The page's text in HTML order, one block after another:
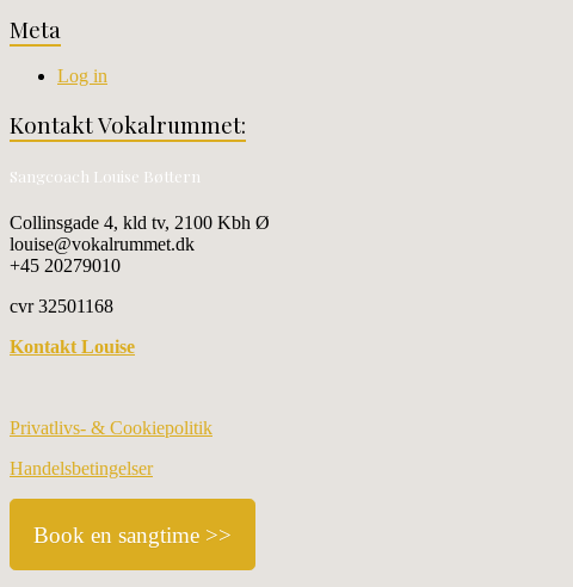
Meta
Log in
Kontakt Vokalrummet:
Sangcoach Louise Bøttern
Collinsgade 4, kld tv, 2100 Kbh Ø
louise@vokalrummet.dk
+45 20279010
cvr 32501168
Kontakt Louise
Privatlivs- & Cookiepolitik
Handelsbetingelser
Book en sangtime >>